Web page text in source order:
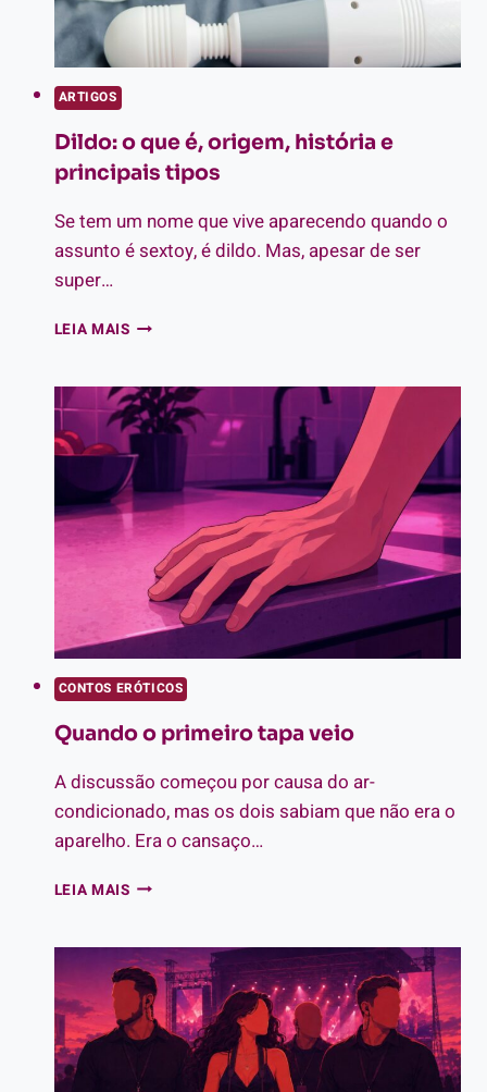
ARTIGOS
Dildo: o que é, origem, história e
principais tipos
Se tem um nome que vive aparecendo quando o
assunto é sextoy, é dildo. Mas, apesar de ser
super…
LEIA MAISDILDO:
É,
ORIGEM,
HISTÓRIA
E
PRINCIPAIS
TIPOS
CONTOS ERÓTICOS
Quando o primeiro tapa veio
A discussão começou por causa do ar-
condicionado, mas os dois sabiam que não era o
aparelho. Era o cansaço…
LEIA MAISQUANDO
TAPA
VEIO